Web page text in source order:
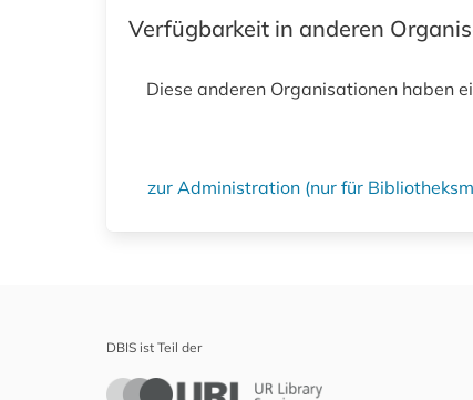
Verfügbarkeit in anderen
Diese anderen Organisationen haben
zur Administration (nur für
DBIS ist Teil der